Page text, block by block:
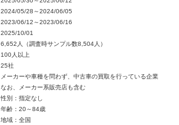
2024/05/28～2024/06/05
2023/06/12～2023/06/16
2025/10/01
6,652人（調査時サンプル数8,504人）
100人以上
25社
メーカーや車種を問わず、中古車の買取を行っている企業
なお、メーカー系販売店も含む
性別：指定なし
年齢：20～84歳
地域：全国